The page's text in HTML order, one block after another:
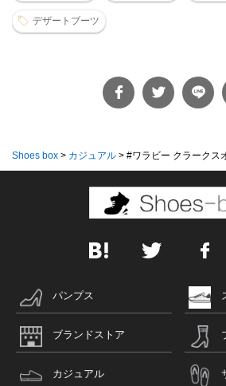
デザートブーツ
Shoes box > カジュアル > #ワラビー クラークス
パンプス
ブランドストア
カジュアル